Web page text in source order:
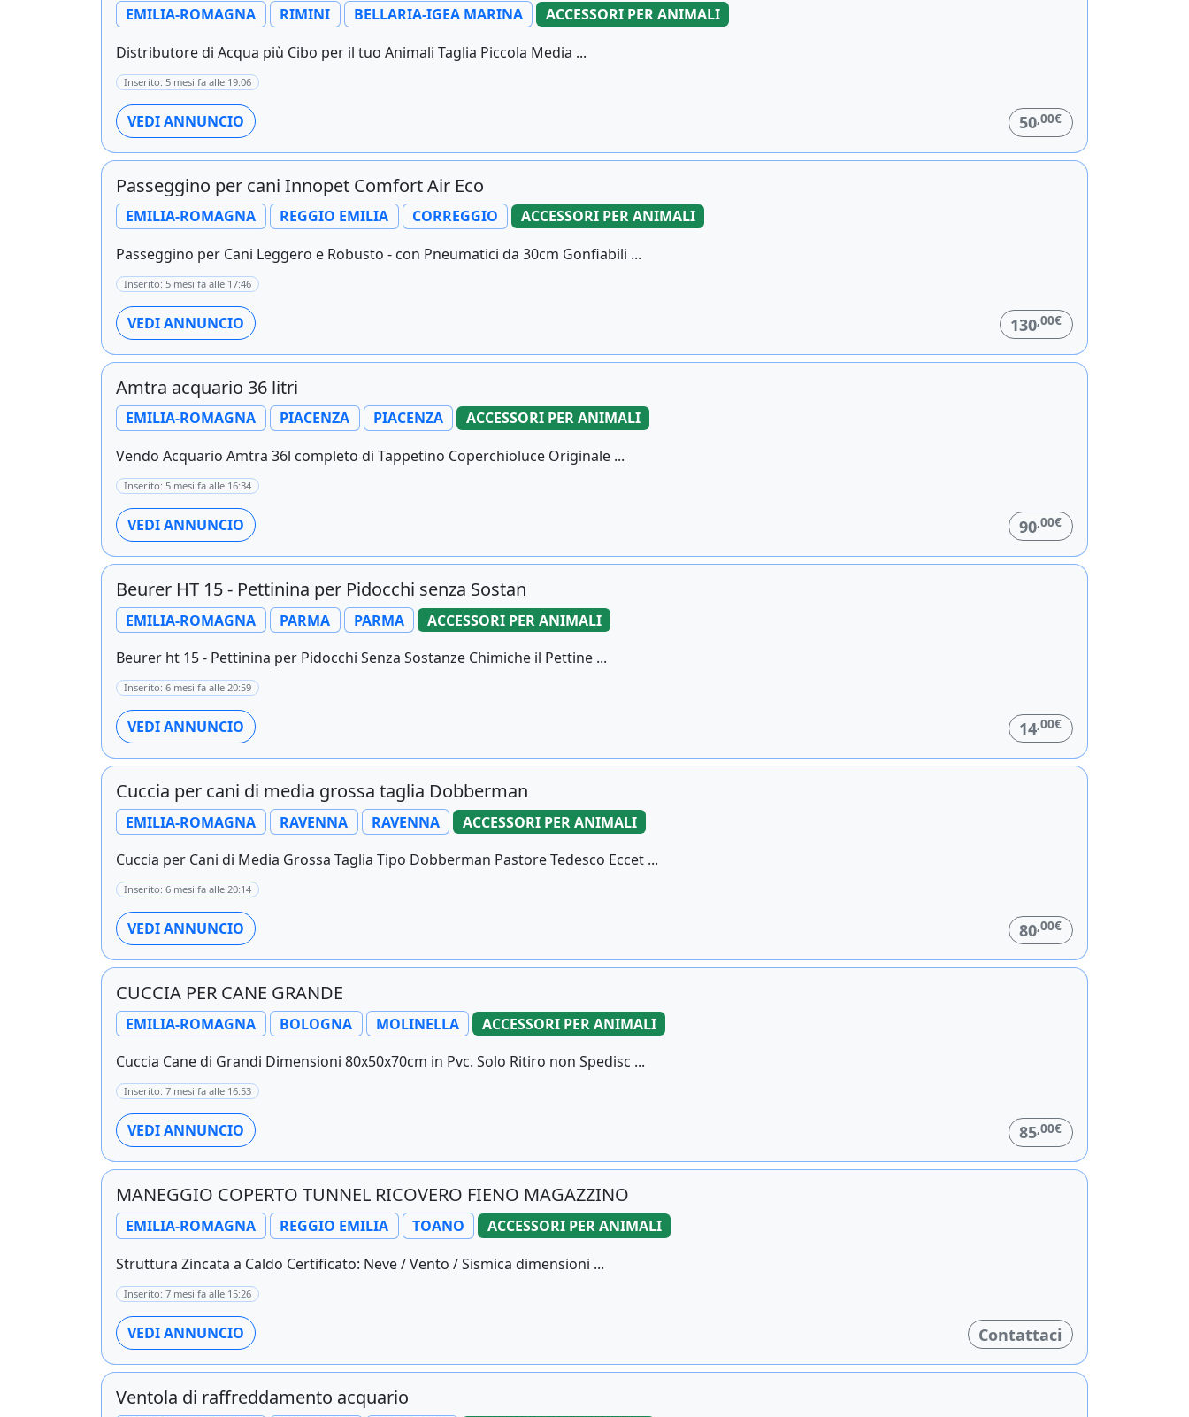
EMILIA-ROMAGNA RIMINI BELLARIA-IGEA MARINA
ACCESSORI PER ANIMALI
Distributore di Acqua più Cibo per il tuo Animali Taglia Piccola Media ...
Inserito: 5 mesi fa alle 19:06
VEDI ANNUNCIO 50,00€
Passeggino per cani Innopet Comfort Air Eco
EMILIA-ROMAGNA REGGIO EMILIA CORREGGIO
ACCESSORI PER ANIMALI
Passeggino per Cani Leggero e Robusto - con Pneumatici da 30cm Gonfiabili ...
Inserito: 5 mesi fa alle 17:46
VEDI ANNUNCIO 130,00€
Amtra acquario 36 litri
EMILIA-ROMAGNA PIACENZA PIACENZA
ACCESSORI PER ANIMALI
Vendo Acquario Amtra 36l completo di Tappetino Coperchioluce Originale ...
Inserito: 5 mesi fa alle 16:34
VEDI ANNUNCIO 90,00€
Beurer HT 15 - Pettinina per Pidocchi senza Sostan
EMILIA-ROMAGNA PARMA PARMA
ACCESSORI PER ANIMALI
Beurer ht 15 - Pettinina per Pidocchi Senza Sostanze Chimiche il Pettine ...
Inserito: 6 mesi fa alle 20:59
VEDI ANNUNCIO 14,00€
Cuccia per cani di media grossa taglia Dobberman
EMILIA-ROMAGNA RAVENNA RAVENNA
ACCESSORI PER ANIMALI
Cuccia per Cani di Media Grossa Taglia Tipo Dobberman Pastore Tedesco Eccet ...
Inserito: 6 mesi fa alle 20:14
VEDI ANNUNCIO 80,00€
CUCCIA PER CANE GRANDE
EMILIA-ROMAGNA BOLOGNA MOLINELLA
ACCESSORI PER ANIMALI
Cuccia Cane di Grandi Dimensioni 80x50x70cm in Pvc. Solo Ritiro non Spedisc ...
Inserito: 7 mesi fa alle 16:53
VEDI ANNUNCIO 85 ,00€
MANEGGIO COPERTO TUNNEL RICOVERO FIENO MAGAZZINO
EMILIA-ROMAGNA REGGIO EMILIA TOANO
ACCESSORI PER ANIMALI
Struttura Zincata a Caldo Certificato: Neve / Vento / Sismica dimensioni ...
Inserito: 7 mesi fa alle 15:26
VEDI ANNUNCIO Contattaci
Ventola di raffreddamento acquario